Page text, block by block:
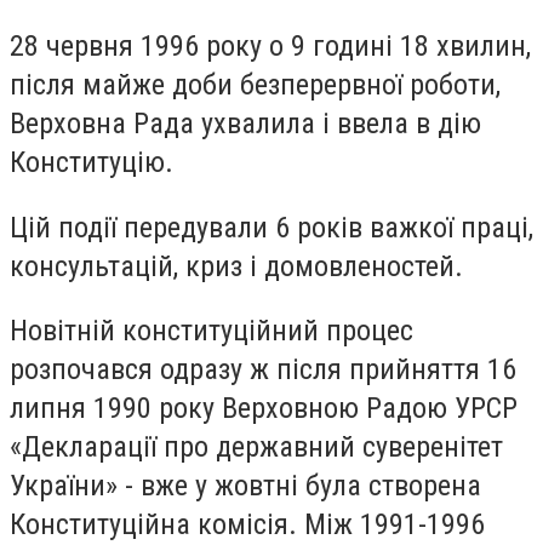
28 червня 1996 року о 9 годині 18 хвилин,
після майже доби безперервної роботи,
Верховна Рада ухвалила і ввела в дію
Конституцію.
Цій події передували 6 років важкої праці,
консультацій, криз і домовленостей.
Новітній конституційний процес
розпочався одразу ж після прийняття 16
липня 1990 року Верховною Радою УРСР
«Декларації про державний суверенітет
України» - вже у жовтні була створена
Конституційна комісія. Між 1991-1996